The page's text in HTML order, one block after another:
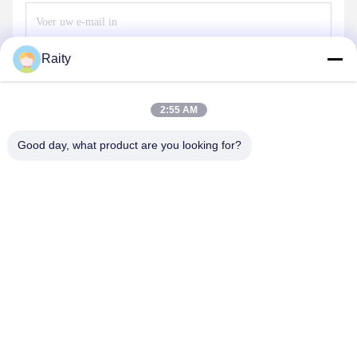
Raity
2:55 AM
Good day, what product are you looking for?